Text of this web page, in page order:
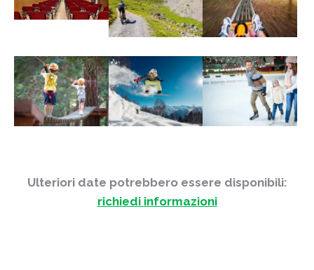
Ulteriori date potrebbero essere disponibili:
richiedi informazioni